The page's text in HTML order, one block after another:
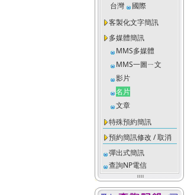
台灣
國際
客製化文字簡訊
多媒體簡訊
MMS多媒體
MMS一圖ㄧ文
影片
名片
文章
特殊預約簡訊
預約簡訊修改 / 取消
彈出式簡訊
查詢NP電信